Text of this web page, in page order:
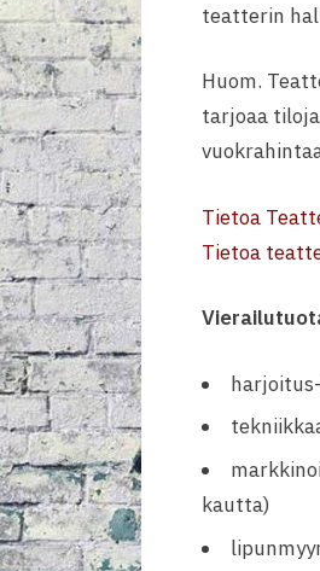
teatterin
Huom.
tarjoaa
Tietoa
Tietoa
kautta)